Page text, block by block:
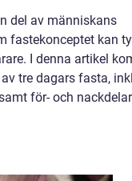
del av människans
fastekonceptet kan
I denna artikel
tre dagars fasta,
för- och